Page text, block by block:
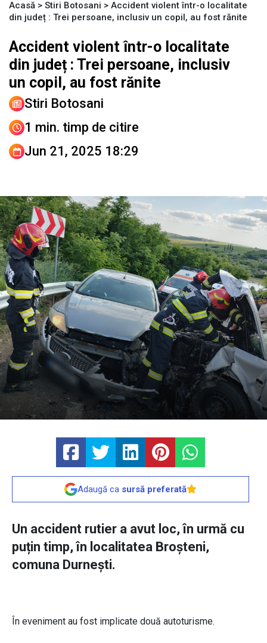
Acasă > Stiri Botosani > Accident violent într-o localitate
din județ : Trei persoane, inclusiv un copil, au fost rănite
Accident violent într-o localitate
din județ : Trei persoane, inclusiv
un copil, au fost rănite
Stiri Botosani
1 min. timp de citire
Jun 21, 2025 18:29
Adaugă ca sursă preferată
Un accident rutier a avut loc, în urmă cu
puțin timp, în localitatea Broșteni,
comuna Durnești.
În eveniment au fost implicate două autoturisme.